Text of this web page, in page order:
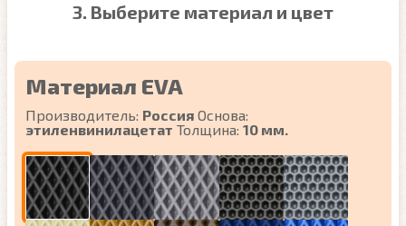
3. Выберите материал и цвет
Материал EVA
Производитель: Россия Основа:
этиленвинилацетат Толщина: 10 мм.